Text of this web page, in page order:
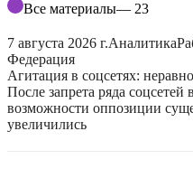
Все материалы— 23
7 августа 2026 г.Аналитика
Федерация
Агитация в соцсетях:
После запрета ряда
возможности оппозиции
увеличились